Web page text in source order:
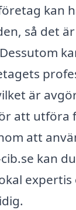
kan
så det
är
att utföra
att
kan
expertis